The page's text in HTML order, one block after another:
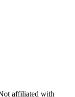
affiliated with